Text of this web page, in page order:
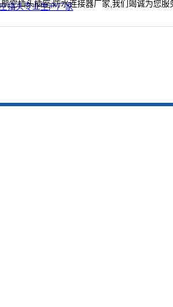
空插头插座,防水连接器厂家,我们竭诚为您服